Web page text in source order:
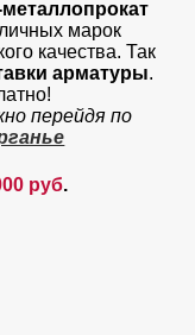
марок
качества. Так
арматуры.
перейдя по
руб.